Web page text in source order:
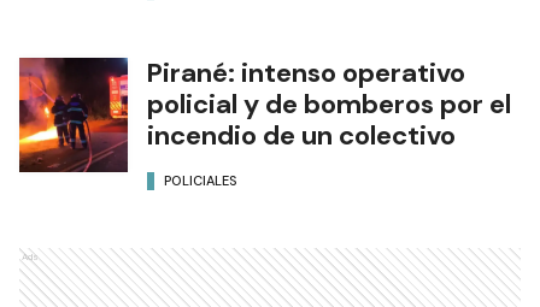
Pirané: intenso operativo
policial y de bomberos por el
incendio de un colectivo
POLICIALES
Ads